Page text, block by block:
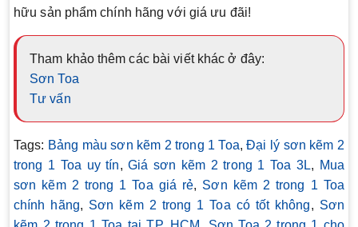
hữu sản phẩm chính hãng với giá ưu đãi!
Tham khảo thêm các bài viết khác ở đây:
Sơn Toa
Tư vấn
Tags: Bảng màu sơn kẽm 2 trong 1 Toa,Đại lý sơn kẽm 2
trong 1 Toa uy tín,Giá sơn kẽm 2 trong 1 Toa 3L, Mua
sơn kẽm 2 trong 1 Toa giá rẻ, Sơn kẽm 2 trong 1 Toa
chính hãng, Sơn kẽm 2 trong 1 Toa có tốt không, Sơn